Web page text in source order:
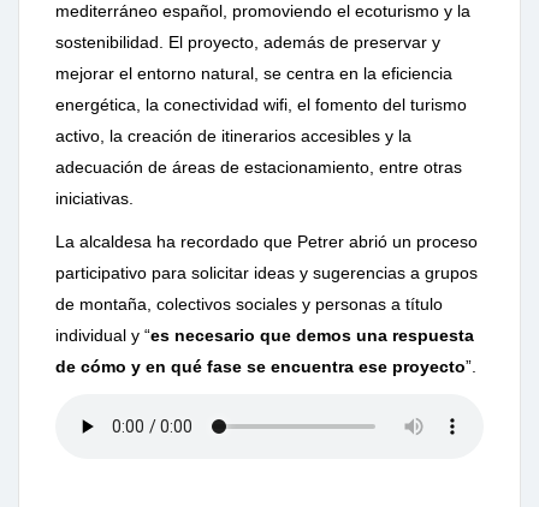
mediterráneo español, promoviendo el ecoturismo y la
sostenibilidad. El proyecto, además de preservar y
mejorar el entorno natural, se centra en la eficiencia
energética, la conectividad wifi, el fomento del turismo
activo, la creación de itinerarios accesibles y la
adecuación de áreas de estacionamiento, entre otras
iniciativas.
La alcaldesa ha recordado que Petrer abrió un proceso
participativo para solicitar ideas y sugerencias a grupos
de montaña, colectivos sociales y personas a título
individual y “es necesario que demos una respuesta
de cómo y en qué fase se encuentra ese proyecto”.